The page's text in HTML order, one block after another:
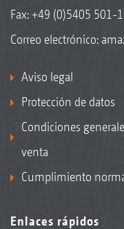
Fax: +49 (0)5405 501-
Correo electrónico:
Aviso legal
Protección de datos
Condiciones
venta
Cumplimiento
Enlaces rápidos